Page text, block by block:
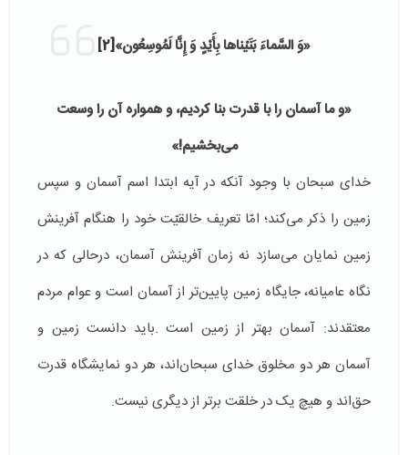
«وَ السَّماءَ بَنَيْناها بِأَيْدٍ وَ إِنَّا لَمُوسِعُون‏»[2]
«و ما آسمان را با قدرت بنا كردیم، و همواره آن را وسعت
مى‌‏بخشیم!»
خدای سبحان با وجود آنكه در آیه ابتدا اسم آسمان و سپس
زمین را ذکر می‌كند؛ امّا تعریف خالقیّت خود را هنگام آفرینش
زمین نمایان می‌سازد نه زمان آفرینش آسمان، درحالی كه در
نگاه عامیانه، جایگاه زمین پایین‌تر از آسمان است و عوام مردم
معتقدند: آسمان بهتر از زمین است .باید دانست زمین و
آسمان هر دو مخلوق خدای سبحان‌اند، هر دو نمایشگاه قدرت
حق‌اند و هیچ یک در خلقت برتر از دیگری نیست.